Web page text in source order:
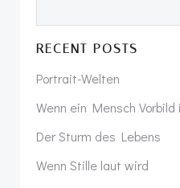
RECENT POSTS
Portrait-Welten
Wenn ein Mensch
Der Sturm des Lebens
Wenn Stille laut wird